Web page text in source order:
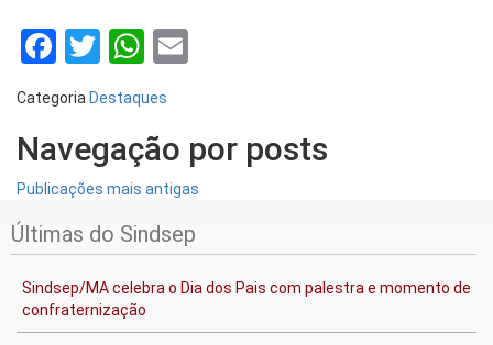
Facebook
TwitterWhatsApp
Categoria Destaques
Navegação por posts
Publicações mais antigas
Últimas do Sindsep
Sindsep/MA celebra o Dia dos Pais com palestra e momento de
confraternização